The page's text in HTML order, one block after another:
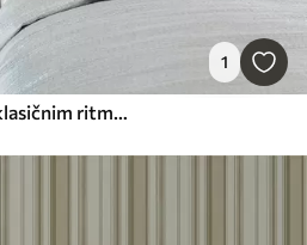
1
Svetlo sivo-modre črte s klasičnim ritmom